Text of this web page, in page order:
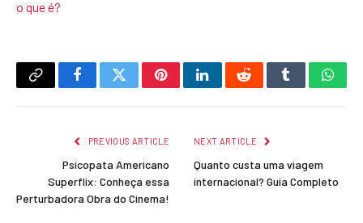
o que é?
Copy
FacebookTwitterPinterestLinkedInRedditTumblr
PREVIOUS ARTICLE
Psicopata Americano
Superflix: Conheça essa
Perturbadora Obra do Cinema!
NEXT ARTICLE
Quanto custa uma viagem
internacional? Guia Completo